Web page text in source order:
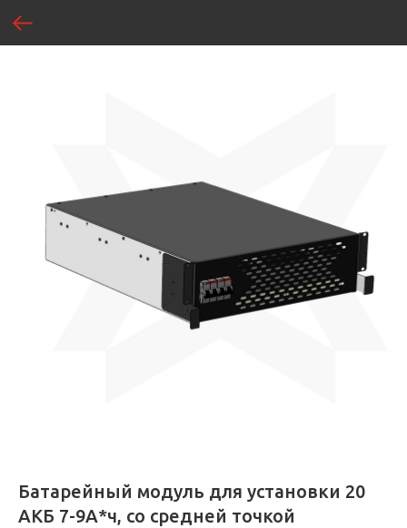
Батарейный модуль для установки 20
АКБ 7-9А*ч, со средней точкой